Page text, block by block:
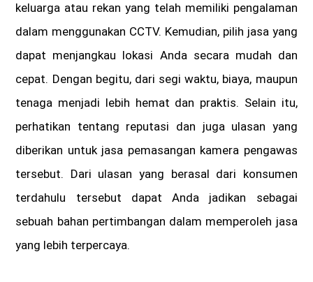
keluarga atau rekan yang telah memiliki pengalaman
dalam menggunakan CCTV. Kemudian, pilih jasa yang
dapat menjangkau lokasi Anda secara mudah dan
cepat. Dengan begitu, dari segi waktu, biaya, maupun
tenaga menjadi lebih hemat dan praktis. Selain itu,
perhatikan tentang reputasi dan juga ulasan yang
diberikan untuk jasa pemasangan kamera pengawas
tersebut. Dari ulasan yang berasal dari konsumen
terdahulu tersebut dapat Anda jadikan sebagai
sebuah bahan pertimbangan dalam memperoleh jasa
yang lebih terpercaya.